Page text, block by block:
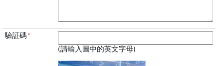
驗証碼*
(請輸入圖中的英文字母)